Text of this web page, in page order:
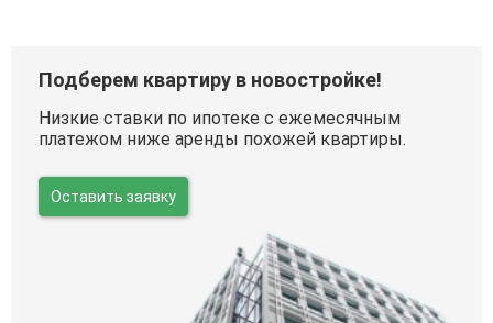
Подберем квартиру в новостройке!
Низкие ставки по ипотеке с ежемесячным
платежом ниже аренды похожей квартиры.
Оставить заявку